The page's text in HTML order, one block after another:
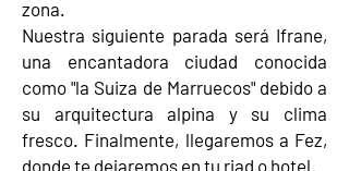
zona.
Nuestra siguiente parada será Ifrane,
una encantadora ciudad conocida
como "la Suiza de Marruecos" debido a
su arquitectura alpina y su clima
fresco. Finalmente, llegaremos a Fez,
donde te dejaremos en tu riad o hotel.